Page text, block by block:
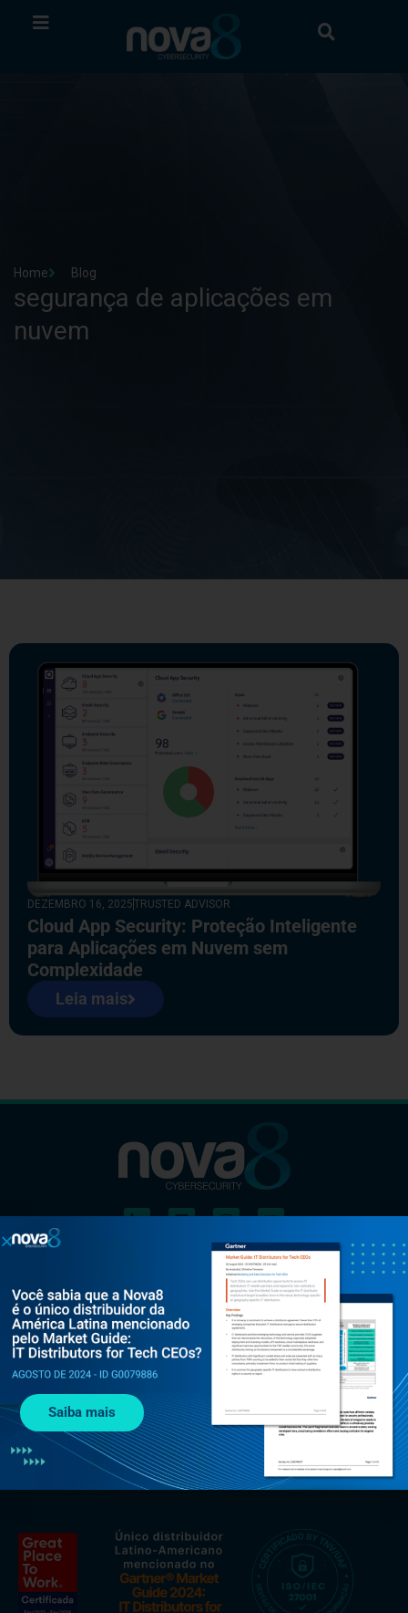
Home Blog
segurança de aplicações em
nuvem
DEZEMBRO 16, 2025TRUSTED ADVISOR
Cloud App Security: Proteção Inteligente
para Aplicações em Nuvem sem
Complexidade
Leia mais
Al. Rio Negro, 585 - Torre Jaçarí - 13º andar Conjunto 134 -
Alphaville, Barueri - SP, 06454-000
+55 (11) 3375 0133
contato@nova8.com.br
Fale com a Nova8 pelo WhatsApp
Saiba mais